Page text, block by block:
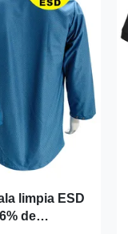
limpia ESD
de